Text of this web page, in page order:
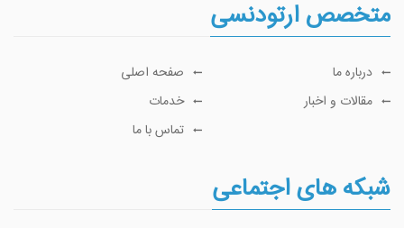
متخصص ارتودنسی
صفحه اصلی
درباره ما
خدمات
مقالات و اخبار
تماس با ما
شبکه های اجتماعی